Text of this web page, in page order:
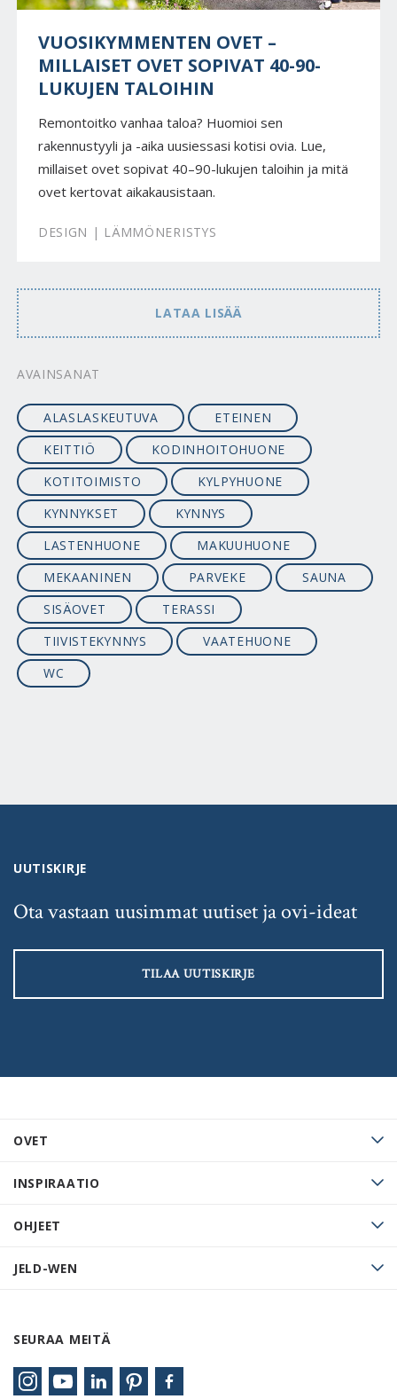
VUOSIKYMMENTEN OVET –
MILLAISET OVET SOPIVAT 40-90-
LUKUJEN TALOIHIN
Remontoitko vanhaa taloa? Huomioi sen
rakennustyyli ja -aika uusiessasi kotisi ovia. Lue,
millaiset ovet sopivat 40–90-lukujen taloihin ja mitä
ovet kertovat aikakausistaan.
DESIGN | LÄMMÖNERISTYS
LATAA LISÄÄ
AVAINSANAT
ALASLASKEUTUVA
ETEINEN
KEITTIÖ
KODINHOITOHUONE
KOTITOIMISTO
KYLPYHUONE
KYNNYKSET
KYNNYS
LASTENHUONE
MAKUUHUONE
MEKAANINEN
PARVEKE
SAUNA
SISÄOVET
TERASSI
TIIVISTEKYNNYS
VAATEHUONE
WC
OVET
INSPIRAATIO
OHJEET
JELD-WEN
SEURAA MEITÄ
UUTISKIRJE
Ota vastaan uusimmat uutiset ja ovi-ideat
TILAA UUTISKIRJE